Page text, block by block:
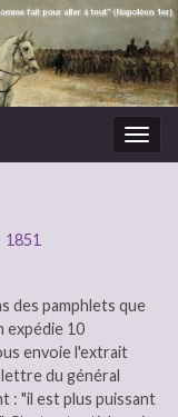
1851
des pamphlets que
expédie 10
envoie l'extrait
du général
: "il est plus puissant